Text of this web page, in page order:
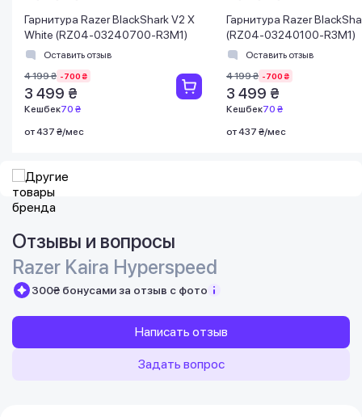
Гарнитура Razer BlackShark V2 X
White (RZ04-03240700-R3M1)
Оставить отзыв
4 199 ₴ -700 ₴
3 499 ₴
Кешбек70 ₴
от 437 ₴/мес
Гарнитура Razer
(RZ04-03240100-R3M1)
Оставить отзыв
4 199 ₴ -700 ₴
3 499 ₴
Кешбек70 ₴
от 437 ₴/мес
Отзывы и вопросы
Razer Kaira Hyperspeed
300₴ бонусами за отзыв с фото
Написать отзыв
Задать вопрос